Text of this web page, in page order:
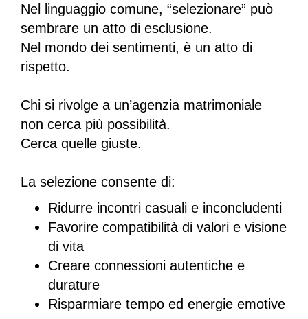
Nel linguaggio comune, “selezionare” può
sembrare un atto di esclusione.
Nel mondo dei sentimenti, è un atto di
rispetto.
Chi si rivolge a un’agenzia matrimoniale
non cerca più possibilità.
Cerca quelle giuste.
La selezione consente di:
Ridurre incontri casuali e inconcludenti
Favorire compatibilità di valori e visione
di vita
Creare connessioni autentiche e
durature
Risparmiare tempo ed energie emotive